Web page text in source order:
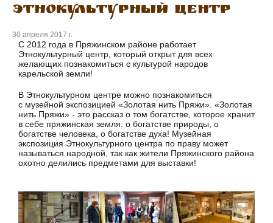
Этнокультурный центр
30 апреля 2017 г.
С 2012 года в Пряжинском районе работает
Этнокультурный центр, который открыт для всех
желающих познакомиться с культурой народов
карельской земли!
В Этнокультурном центре можно познакомиться
с музейной экспозицией «Золотая нить Пряжи». «Золотая
нить Пряжи» - это рассказ о том богатстве, которое хранит
в себе пряжинская земля: о богатстве природы, о
богатстве человека, о богатстве духа! Музейная
экспозиция Этнокультурного центра по праву может
называться народной, так как жители Пряжинского района
охотно делились предметами для выставки!